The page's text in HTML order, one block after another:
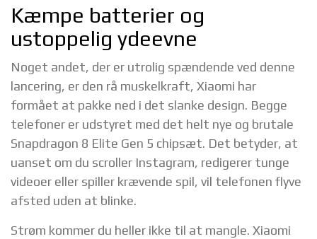
Kæmpe batterier og
ustoppelig ydeevne
Noget andet, der er utrolig spændende ved denne
lancering, er den rå muskelkraft, Xiaomi har
formået at pakke ned i det slanke design. Begge
telefoner er udstyret med det helt nye og brutale
Snapdragon 8 Elite Gen 5 chipsæt. Det betyder, at
uanset om du scroller Instagram, redigerer tunge
videoer eller spiller krævende spil, vil telefonen flyve
afsted uden at blinke.
Strøm kommer du heller ikke til at mangle. Xiaomi